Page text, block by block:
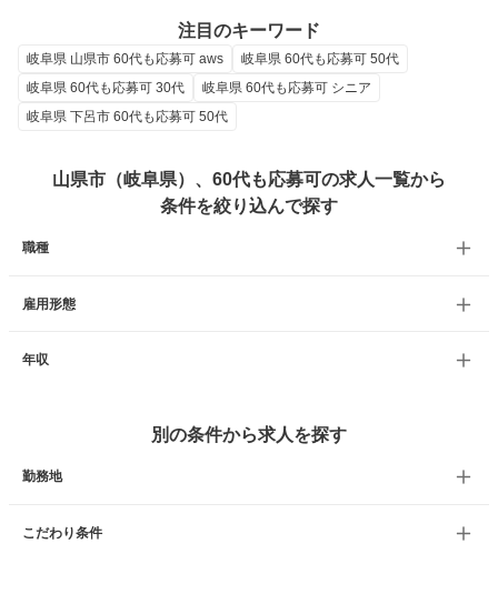
注目のキーワード
岐阜県 山県市 60代も応募可 aws
岐阜県 60代も応募可 50代
岐阜県 60代も応募可 30代
岐阜県 60代も応募可 シニア
岐阜県 下呂市 60代も応募可 50代
山県市（岐阜県）、60代も応募可の求人一覧から
条件を絞り込んで探す
職種
雇用形態
年収
別の条件から求人を探す
勤務地
こだわり条件